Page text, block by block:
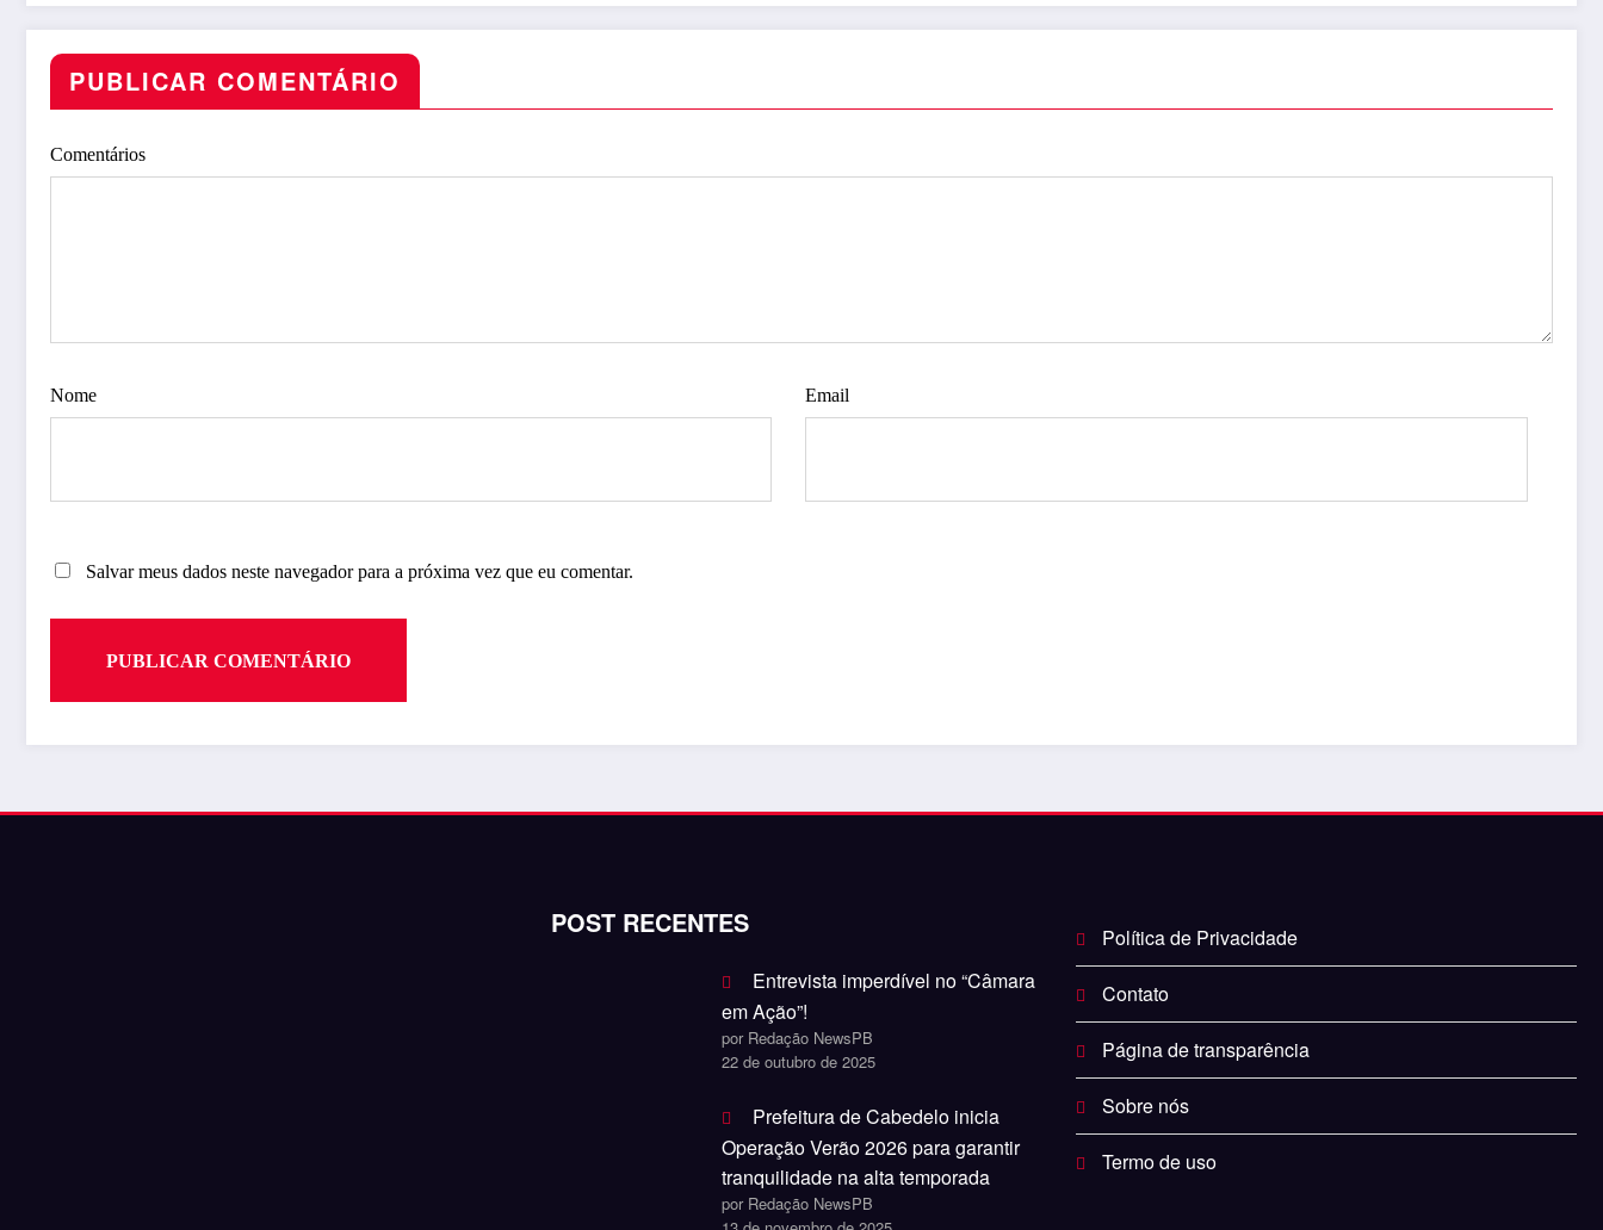
PUBLICAR COMENTÁRIO
Comentários
Nome Email
Salvar meus dados neste navegador para a próxima vez que eu comentar.
POST RECENTES
Entrevista imperdível no “Câmara
em Ação”!
por Redação NewsPB
22 de outubro de 2025
Prefeitura de Cabedelo inicia
Operação Verão 2026 para garantir
tranquilidade na alta temporada
por Redação NewsPB
Política de Privacidade
Contato
Página de transparência
Sobre nós
Termo de uso